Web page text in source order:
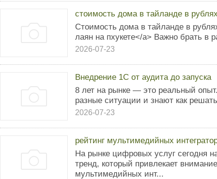
стоимость дома в тайланде в
Стоимость дома в тайланде в
лаян на пхукете</a> Важно брать в
2026-07-23
Внедрение 1С от аудита до запуска
8 лет на рынке — это реальный
разные ситуации и знают как
2026-07-23
рейтинг мультимедийных
На рынке цифровых услуг сегодня
тренд, который привлекает
мультимедийных инт...